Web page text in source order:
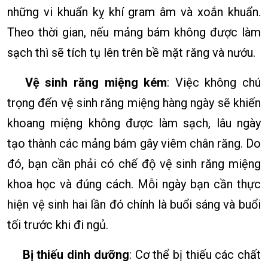
những vi khuẩn kỵ khí gram âm và xoắn khuẩn.
Theo thời gian, nếu mảng bám không được làm
sạch thì sẽ tích tụ lên trên bề mặt răng và nướu.
Vệ sinh răng miệng kém: Việc không chú
trọng đến vệ sinh răng miệng hàng ngày sẽ khiến
khoang miệng không được làm sạch, lâu ngày
tạo thành các mảng bám gây viêm chân răng. Do
đó, bạn cần phải có chế độ vệ sinh răng miệng
khoa học và đúng cách. Mỗi ngày bạn cần thực
hiện vệ sinh hai lần đó chính là buổi sáng và buổi
tối trước khi đi ngủ.
Bị thiếu dinh dưỡng: Cơ thể bị thiếu các chất